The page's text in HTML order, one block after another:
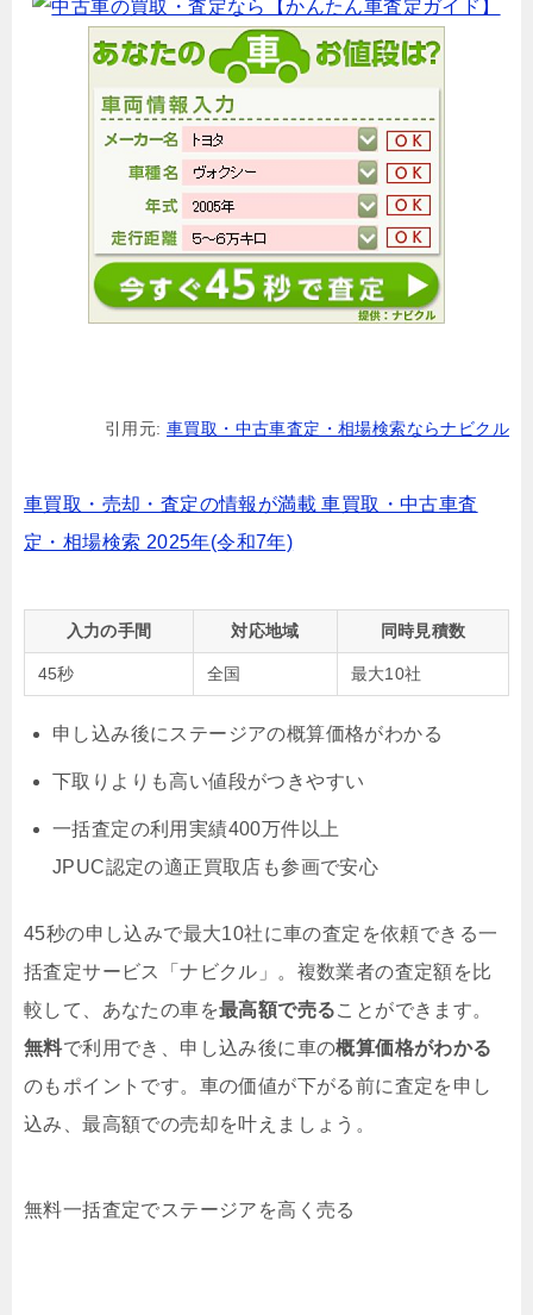
引用元: 車買取・中古車査定・相場検索ならナビクル
車買取・売却・査定の情報が満載 車買取・中古車査
定・相場検索 2025年(令和7年)
入力の手間 対応地域 同時見積数
45秒 全国 最大10社
申し込み後にステージアの概算価格がわかる
下取りよりも高い値段がつきやすい
一括査定の利用実績400万件以上
JPUC認定の適正買取店も参画で安心
45秒の申し込みで最大10社に車の査定を依頼できる一
括査定サービス「ナビクル」。複数業者の査定額を比
較して、あなたの車を最高額で売ることができます。
無料で利用でき、申し込み後に車の概算価格がわかる
のもポイントです。車の価値が下がる前に査定を申し
込み、最高額での売却を叶えましょう。
無料一括査定でステージアを高く売る